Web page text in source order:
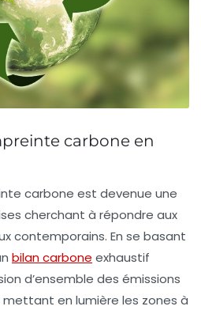
carbone en
carbone est devenue une
cherchant à répondre aux
contemporains. En se basant
bilan carbone exhaustif
d’ensemble des émissions
en lumière les zones à